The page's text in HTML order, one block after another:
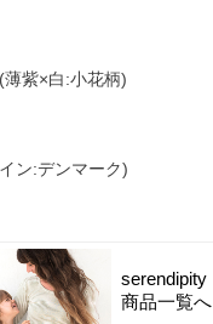
紫×白:小花柄)
ン:デンマーク)
serendipity
商品一覧へ